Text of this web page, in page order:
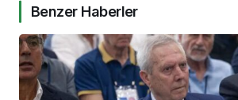
Benzer Haberler